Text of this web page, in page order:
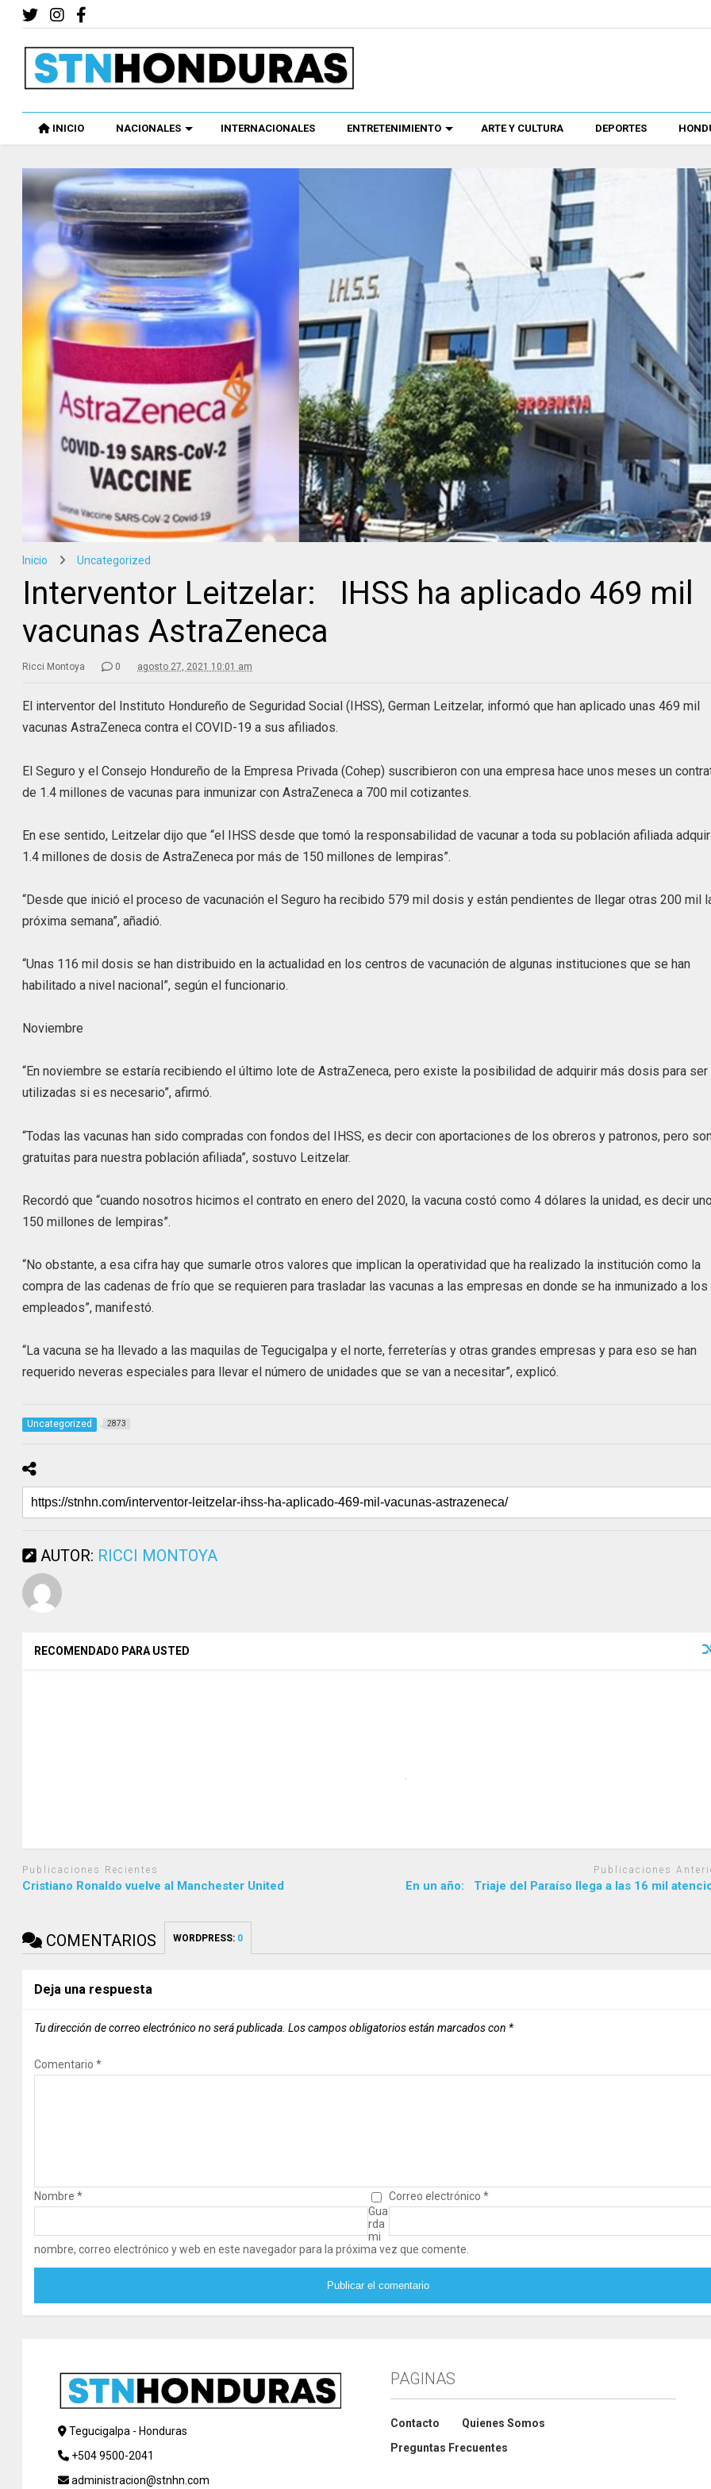
INICIO NACIONALES INTERNACIONALES ENTRETENIMIENTO ARTE Y CULTURA DEPORTES
Inicio Uncategorized
Interventor Leitzelar: IHSS ha aplicado 469 mil
vacunas AstraZeneca
Ricci Montoya 0 agosto 27, 2021 10:01 am
El interventor del Instituto Hondureño de Seguridad Social (IHSS), German Leitzelar, informó que han aplicado unas 469 mil
vacunas AstraZeneca contra el COVID-19 a sus afiliados.
El Seguro y el Consejo Hondureño de la Empresa Privada (Cohep) suscribieron con una empresa hace unos meses un
de 1.4 millones de vacunas para inmunizar con AstraZeneca a 700 mil cotizantes.
En ese sentido, Leitzelar dijo que “el IHSS desde que tomó la responsabilidad de vacunar a toda su población afiliada
1.4 millones de dosis de AstraZeneca por más de 150 millones de lempiras”.
“Desde que inició el proceso de vacunación el Seguro ha recibido 579 mil dosis y están pendientes de llegar otras 200 mil
próxima semana”, añadió.
“Unas 116 mil dosis se han distribuido en la actualidad en los centros de vacunación de algunas instituciones que se han
habilitado a nivel nacional”, según el funcionario.
Noviembre
“En noviembre se estaría recibiendo el último lote de AstraZeneca, pero existe la posibilidad de adquirir más dosis para ser
utilizadas si es necesario”, afirmó.
“Todas las vacunas han sido compradas con fondos del IHSS, es decir con aportaciones de los obreros y patronos, pero
gratuitas para nuestra población afiliada”, sostuvo Leitzelar.
Recordó que “cuando nosotros hicimos el contrato en enero del 2020, la vacuna costó como 4 dólares la unidad, es decir
150 millones de lempiras”.
“No obstante, a esa cifra hay que sumarle otros valores que implican la operatividad que ha realizado la institución como la
compra de las cadenas de frío que se requieren para trasladar las vacunas a las empresas en donde se ha inmunizado a los
empleados”, manifestó.
“La vacuna se ha llevado a las maquilas de Tegucigalpa y el norte, ferreterías y otras grandes empresas y para eso se han
requerido neveras especiales para llevar el número de unidades que se van a necesitar”, explicó.
Uncategorized 2873
AUTOR: RICCI MONTOYA
RECOMENDADO PARA USTED
Publicaciones Recientes
Cristiano Ronaldo vuelve al Manchester United
Publicaciones
En un año: Triaje del Paraíso llega a las 16 mil
COMENTARIOS WORDPRESS: 0
Deja una respuesta
Tu dirección de correo electrónico no será publicada. Los campos obligatorios están marcados con *
Comentario*
Nombre* Correo electrónico *
Gua
rda
mi
nombre, correo electrónico y web en este navegador para la próxima vez que comente.
Tegucigalpa - Honduras
+504 9500-2041
administracion@stnhn.com
PAGINAS
Contacto
Quienes Somos
Preguntas Frecuentes